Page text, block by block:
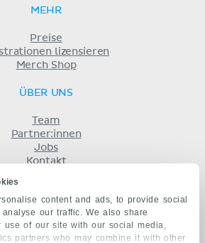
content and ads, to provide social
our traffic. We also share
use of our site with our social media,
partners who may combine it with other
MEHR
Preise
lizensieren
Merch Shop
ÜBER UNS
Team
Partner:innen
Jobs
Kontakt
Datenschutz
KENHUB AUF...